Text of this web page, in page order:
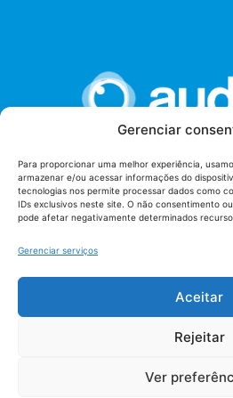
Gerenciar
Para proporcionar uma melhor experiência,
armazenar e/ou acessar informações do
tecnologias nos permite processar dados como
IDs exclusivos neste site. O não consentimento
pode afetar negativamente determinados
Gerenciar serviços
Aceitar
Rejeitar
Ver
União dos Auditores Federais
AUDITAR
Setor de Administração Federal Sul
Tribunal de Contas da União
Termos de uso